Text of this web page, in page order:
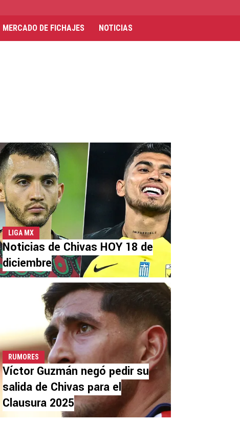
MERCADO DE FICHAJES NOTICIAS
LIGA MX
Noticias de Chivas HOY 18 de
diciembre
RUMORES
Víctor Guzmán negó pedir su
salida de Chivas para el
Clausura 2025